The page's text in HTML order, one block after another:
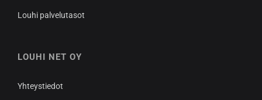
Louhi palvelutasot
LOUHI NET OY
Yhteystiedot